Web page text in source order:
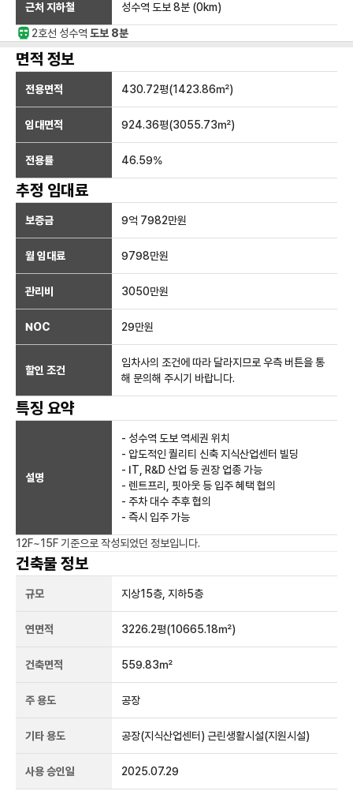
근처 지하철 성수역 도보 8분 (0km)
2호선 성수역 도보 8분
면적 정보
전용면적 430.72평(1423.86㎡)
임대면적 924.36평(3055.73㎡)
전용률 46.59%
추정 임대료
보증금 9억 7982만원
월 임대료 9798만원
관리비 3050만원
NOC 29만원
할인 조건
임차사의 조건에 따라 달라지므로 우측 버튼을 통
해 문의해 주시기 바랍니다.
특징 요약
설명
- 성수역 도보 역세권 위치
- 압도적인 퀄리티 신축 지식산업센터 빌딩
- IT, R&D 산업 등 권장 업종 가능
- 렌트프리, 핏아웃 등 입주 혜택 협의
- 주차 대수 추후 협의
- 즉시 입주 가능
12F~15F 기준으로 작성되었던 정보입니다.
건축물 정보
규모 지상15층, 지하5층
연면적 3226.2평(10665.18㎡)
건축면적 559.83㎡
주 용도 공장
기타 용도 공장(지식산업센터) 근린생활시설(지원시설)
사용 승인일 2025.07.29